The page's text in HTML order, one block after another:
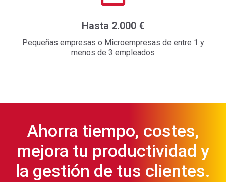
Hasta 2.000 €
Pequeñas empresas o Microempresas de entre 1 y
menos de 3 empleados
Ahorra tiempo, costes,
mejora tu productividad y
la gestión de tus clientes.